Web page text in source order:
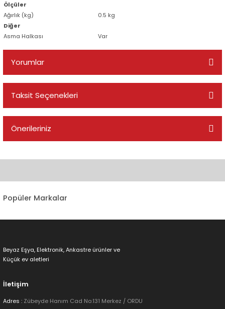
Ölçüler
Ağırlık (kg)
0.5 kg
Diğer
Asma Halkası
Var
Yorumlar
Taksit Seçenekleri
Önerileriniz
Görüş ve önerileriniz için teşekkür ederiz.
Ürün fiyatı diğer sitelerden daha pahalı.
Popüler Markalar
Beyaz Eşya, Elektronik, Ankastre ürünler ve
Küçük ev aletleri
İletişim
Adres : Zübeyde Hanım Cad No:131 Merkez / ORDU